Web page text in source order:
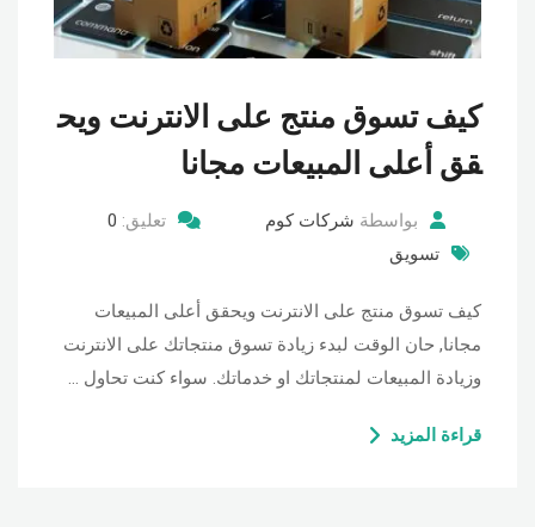
كيف تسوق منتج على الانترنت ويح
قق أعلى المبيعات مجانا
بواسطة شركات كوم تعليق: 0
تسويق
كيف تسوق منتج على الانترنت ويحقق أعلى المبيعات
مجانا, حان الوقت لبدء زيادة تسوق منتجاتك على الانترنت
وزيادة المبيعات لمنتجاتك او خدماتك. سواء كنت تحاول …
قراءة المزيد